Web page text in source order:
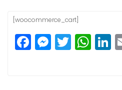
[woocommerce_cart]
F
a
M
e
T
w
W
h
Li
n